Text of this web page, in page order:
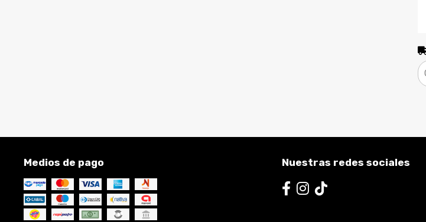
Medios de pago Nuestras redes sociales